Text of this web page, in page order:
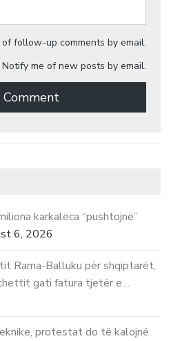
follow-up comments by email.
Notify me of new posts by email.
karkaleca “pushtojnë”
6, 2026
Rama-Balluku për shqiptarët,
gati fatura tjetër e…
protestat do të kalojnë